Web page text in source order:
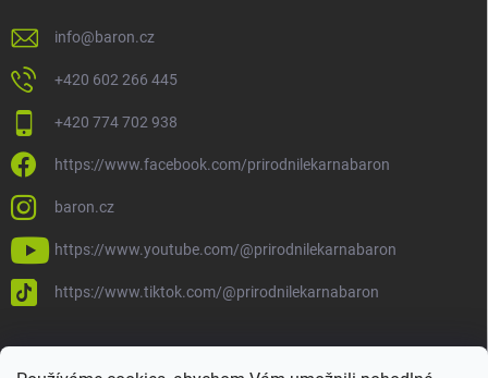
info@baron.cz
+420 602 266 445
+420 774 702 938
https://www.facebook.com/prirodnilekarnabaron
baron.cz
https://www.youtube.com/@prirodnilekarnabaron
https://www.tiktok.com/@prirodnilekarnabaron